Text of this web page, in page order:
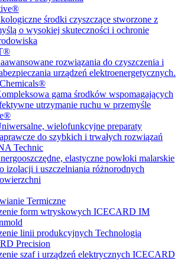
środki czyszczące stworzone z
o wysokiej skuteczności i ochronie
rozwiązania do czyszczenia i
urządzeń elektroenergetycznych.
gama środków wspomagających
utrzymanie ruchu w przemyśle
wielofunkcyjne preparaty
do szybkich i trwałych rozwiązań
Technic
elastyczne powłoki malarskie
izolacji i uszczelniania różnorodnych
Termiczne
form wtryskowych ICECARD IM
linii produkcyjnych Technologią
Precision
szaf i urządzeń elektrycznych ICECARD